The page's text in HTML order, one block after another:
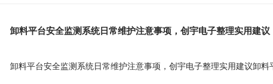
卸料平台安全监测系统日常维护注意事项，创宇电子整理实用建议
卸料平台安全监测系统日常维护注意事项，创宇电子整理实用建议卸